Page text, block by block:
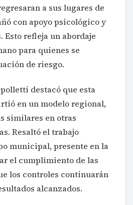
a sus lugares de
con apoyo psicológico y
Esto refleja un abordaje
para quienes se
de riesgo.
destacó que esta
en un modelo regional,
similares en otras
Resaltó el trabajo
municipal, presente en la
el cumplimiento de las
los controles continuarán
alcanzados.